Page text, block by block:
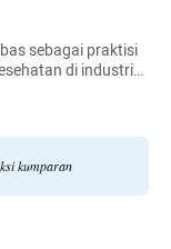
sebagai praktisi
di industri
pada
kumparan